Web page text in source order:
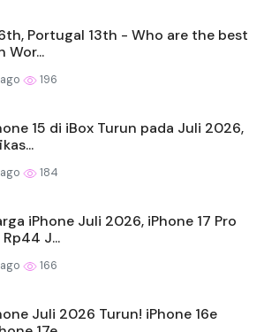
Portugal 13th - Who are the best
Wor...
196
15 di iBox Turun pada Juli 2026,
184
iPhone Juli 2026, iPhone 17 Pro
J...
166
Juli 2026 Turun! iPhone 16e